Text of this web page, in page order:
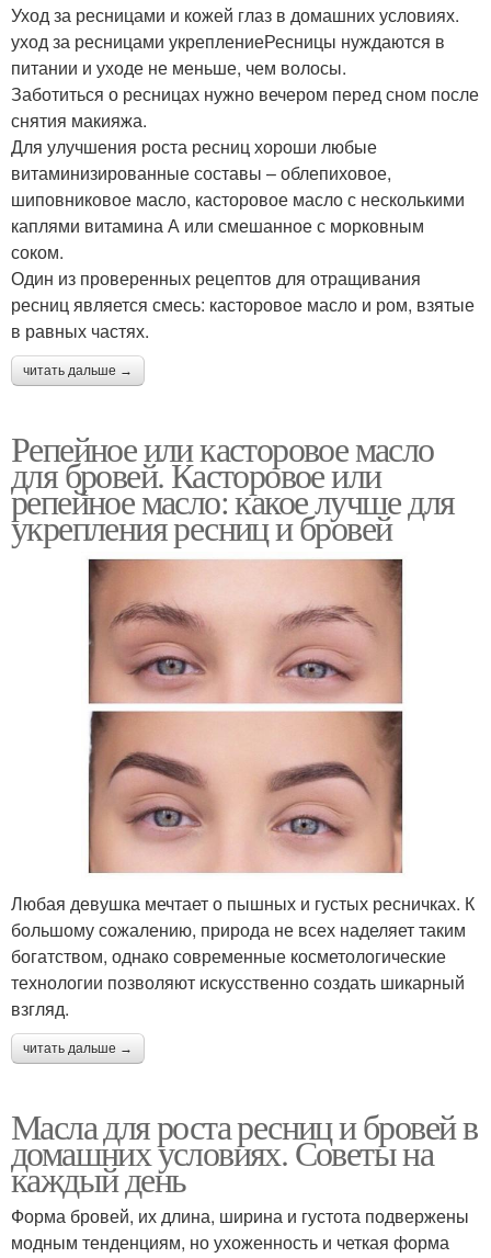
Уход за ресницами и кожей глаз в домашних условиях.
уход за ресницами укреплениеРесницы нуждаются в
питании и уходе не меньше, чем волосы.
Заботиться о ресницах нужно вечером перед сном после
снятия макияжа.
Для улучшения роста ресниц хороши любые
витаминизированные составы – облепиховое,
шиповниковое масло, касторовое масло с несколькими
каплями витамина А или смешанное с морковным
соком.
Один из проверенных рецептов для отращивания
ресниц является смесь: касторовое масло и ром, взятые
в равных частях.
читать дальше →
Репейное или касторовое масло
для бровей. Касторовое или
репейное масло: какое лучше для
укрепления ресниц и бровей
Любая девушка мечтает о пышных и густых ресничках. К
большому сожалению, природа не всех наделяет таким
богатством, однако современные косметологические
технологии позволяют искусственно создать шикарный
взгляд.
читать дальше →
Масла для роста ресниц и бровей в
домашних условиях. Советы на
каждый день
Форма бровей, их длина, ширина и густота подвержены
модным тенденциям, но ухоженность и четкая форма